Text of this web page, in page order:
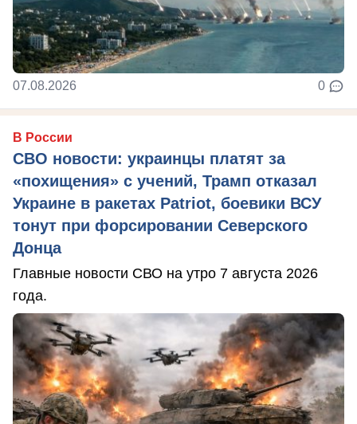
07.08.2026 0
В России
СВО новости: украинцы платят за
«похищения» с учений, Трамп отказал
Украине в ракетах Patriot, боевики ВСУ
тонут при форсировании Северского
Донца
Главные новости СВО на утро 7 августа 2026
года.